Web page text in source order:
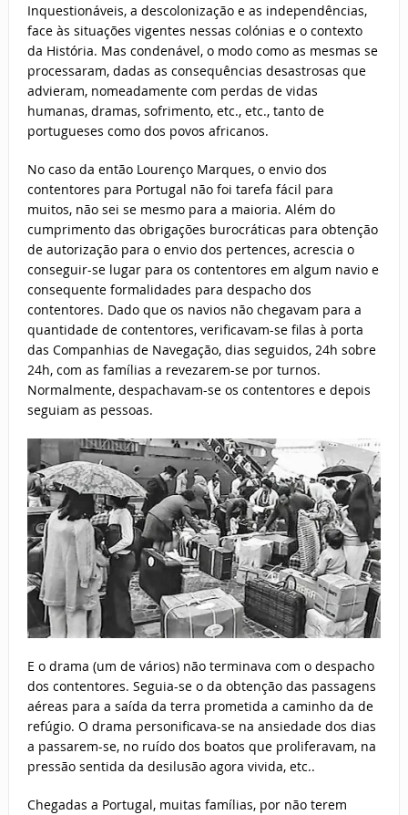
Inquestionáveis, a descolonização e as independências,
face às situações vigentes nessas colónias e o contexto
da História. Mas condenável, o modo como as mesmas se
processaram, dadas as consequências desastrosas que
advieram, nomeadamente com perdas de vidas
humanas, dramas, sofrimento, etc., etc., tanto de
portugueses como dos povos africanos.
No caso da então Lourenço Marques, o envio dos
contentores para Portugal não foi tarefa fácil para
muitos, não sei se mesmo para a maioria. Além do
cumprimento das obrigações burocráticas para obtenção
de autorização para o envio dos pertences, acrescia o
conseguir-se lugar para os contentores em algum navio e
consequente formalidades para despacho dos
contentores. Dado que os navios não chegavam para a
quantidade de contentores, verificavam-se filas à porta
das Companhias de Navegação, dias seguidos, 24h sobre
24h, com as famílias a revezarem-se por turnos.
Normalmente, despachavam-se os contentores e depois
seguiam as pessoas.
E o drama (um de vários) não terminava com o despacho
dos contentores. Seguia-se o da obtenção das passagens
aéreas para a saída da terra prometida a caminho da de
refúgio. O drama personificava-se na ansiedade dos dias
a passarem-se, no ruído dos boatos que proliferavam, na
pressão sentida da desilusão agora vivida, etc..
Chegadas a Portugal, muitas famílias, por não terem